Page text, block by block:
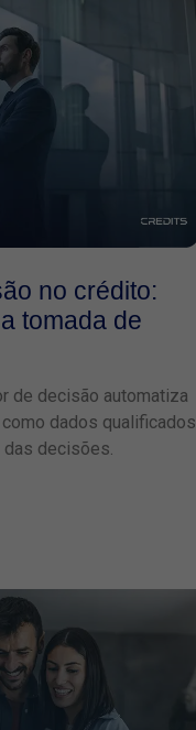
no crédito:
tomada de
de decisão automatiza
dados qualificados
das decisões.